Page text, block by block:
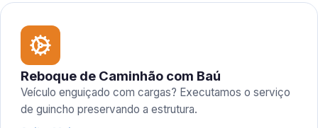
Reboque de Caminhão com Baú
Veículo enguiçado com cargas? Executamos o serviço
de guincho preservando a estrutura.